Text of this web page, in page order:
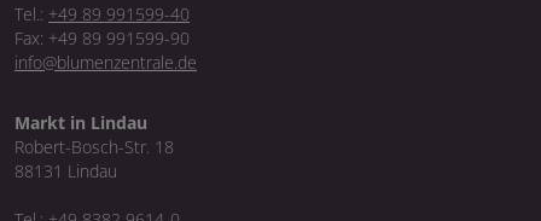
Tel.: +49 89 991599-40
Fax: +49 89 991599-90
info@blumenzentrale.de
Markt in Lindau
Robert-Bosch-Str. 18
88131 Lindau